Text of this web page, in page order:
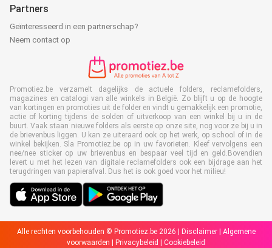
Partners
Geïnteresseerd in een partnerschap?
Neem contact op
Promotiez.be verzamelt dagelijks de actuele folders, reclamefolders,
magazines en catalogi van alle winkels in België. Zo blijft u op de hoogte
van kortingen en promoties uit de folder en vindt u gemakkelijk een promotie,
actie of korting tijdens de solden of uitverkoop van een winkel bij u in de
buurt. Vaak staan nieuwe folders als eerste op onze site, nog voor ze bij u in
de brievenbus liggen. U kan ze uiteraard ook op het werk, op school of in de
winkel bekijken. Sla Promotiez.be op in uw favorieten. Kleef vervolgens een
nee/nee sticker op uw brievenbus en bespaar veel tijd en geld.Bovendien
levert u met het lezen van digitale reclamefolders ook een bijdrage aan het
terugdringen van papierafval. Dus het is ook goed voor het milieu!
Alle rechten voorbehouden © Promotiez.be 2026 | Disclaimer| Algemene
voorwaarden
Privacybeleid Cookiebeleid